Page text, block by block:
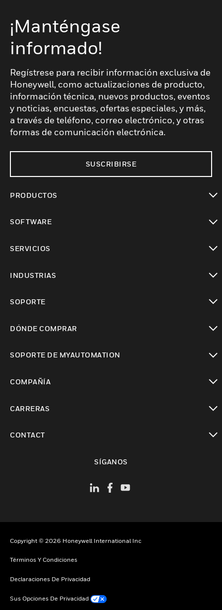
¡Manténgase
informado!
Regístrese para recibir información exclusiva de
Honeywell, como actualizaciones de producto,
información técnica, nuevos productos, eventos
y noticias, encuestas, ofertas especiales, y más,
a través de teléfono, correo electrónico, y otras
formas de comunicación electrónica.
SUSCRIBIRSE
PRODUCTOS
SOFTWARE
SERVICIOS
INDUSTRIAS
SOPORTE
DÓNDE COMPRAR
SOPORTE DE MYAUTOMATION
COMPAÑÍA
CARRERAS
CONTACT
SÍGANOS
Copyright © 2026 Honeywell International Inc
Términos Y Condiciones
Declaraciones De Privacidad
Sus Opciones De Privacidad